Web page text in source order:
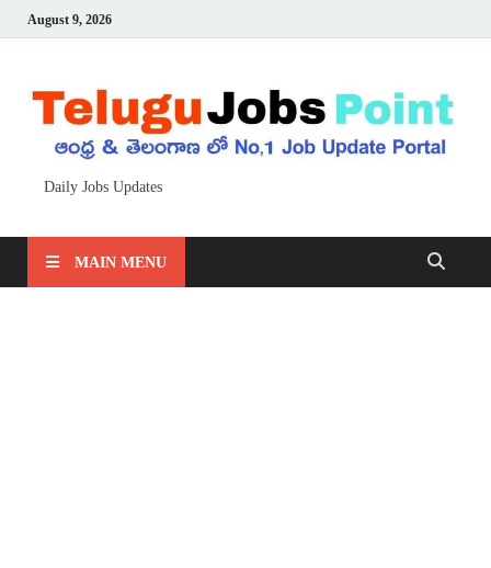
August 9, 2026
Daily Jobs Updates
MAIN MENU